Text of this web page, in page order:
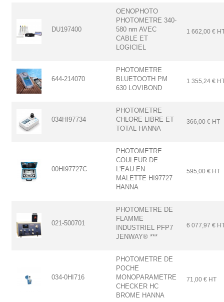
DU197400
OENOPHOTO
PHOTOMETRE 340-
580 nm AVEC
CABLE ET
LOGICIEL
1 662,00 €
644-214070
PHOTOMETRE
BLUETOOTH PM
630 LOVIBOND
1 355,24 €
034HI97734
PHOTOMETRE
CHLORE LIBRE ET
TOTAL HANNA
366,00 € HT
00HI97727C
PHOTOMETRE
COULEUR DE
L'EAU EN
MALETTE HI97727
HANNA
595,00 € HT
021-500701
PHOTOMETRE DE
FLAMME
INDUSTRIEL PFP7
JENWAY® ***
6 077,97 €
034-0HI716
PHOTOMETRE DE
POCHE
MONOPARAMETRE
CHECKER HC
BROME HANNA
71,00 € HT